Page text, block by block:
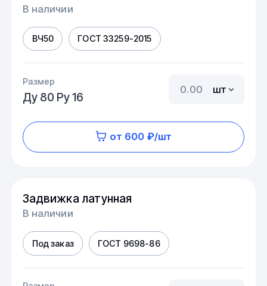
В наличии
ВЧ50 ГОСТ 33259-2015
Размер
Ду 80 Ру 16
шт
от 600 ₽/шт
Задвижка латунная
В наличии
Под заказ ГОСТ 9698-86